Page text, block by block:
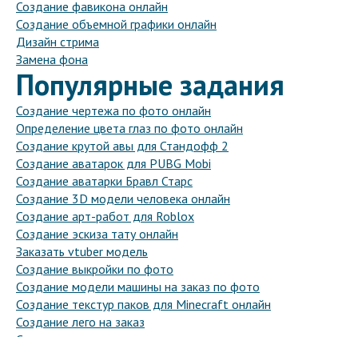
Создание фавикона онлайн
Создание объемной графики онлайн
Дизайн стрима
Замена фона
Популярные задания
Создание чертежа по фото онлайн
Определение цвета глаз по фото онлайн
Создание крутой авы для Стандофф 2
Создание аватарок для PUBG Mobi
Создание аватарки Бравл Старс
Создание 3D модели человека онлайн
Создание арт-работ для Roblox
Создание эскиза тату онлайн
Заказать vtuber модель
Создание выкройки по фото
Создание модели машины на заказ по фото
Создание текстур паков для Minecraft онлайн
Создание лего на заказ